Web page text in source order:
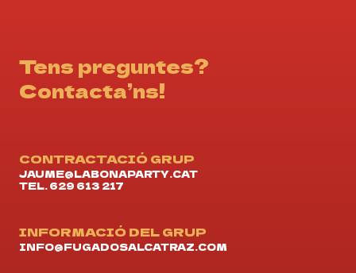
Tens preguntes?
Contacta’ns!
CONTRACTACIÓ GRUP
JAUME@LABONAPARTY.CAT
TEL. 629 613 217
INFORMACIÓ DEL GRUP
INFO@FUGADOSALCATRAZ.COM